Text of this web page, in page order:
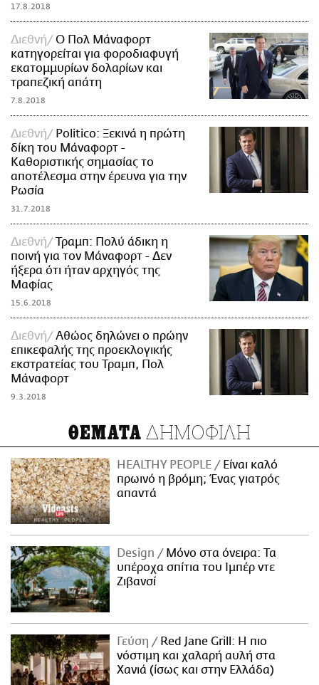
17.8.2018
Διεθνή
Ο Πολ Μάναφορτ
κατηγορείται για φοροδιαφυγή
εκατομμυρίων δολαρίων και
τραπεζική απάτη
7.8.2018
Διεθνή
Politico: Ξεκινά η πρώτη
δίκη του Μάναφορτ -
Καθοριστικής σημασίας το
αποτέλεσμα στην έρευνα για την
Ρωσία
31.7.2018
Διεθνή
Τραμπ: Πολύ άδικη η
ποινή για τον Μάναφορτ - Δεν
ήξερα ότι ήταν αρχηγός της
Μαφίας
15.6.2018
Διεθνή
Αθώος δηλώνει ο πρώην
επικεφαλής της προεκλογικής
εκστρατείας του Τραμπ, Πολ
Μάναφορτ
9.3.2018
ΘΕΜΑΤΑ ΔΗΜΟΦΙΛΗ
HEALTHY PEOPLE
Είναι καλό
πρωινό η βρόμη; Ένας γιατρός
απαντά
Design
Μόνο στα όνειρα: Τα
υπέροχα σπίτια του Ιμπέρ ντε
Ζιβανσί
Γεύση
Red Jane Grill: Η πιο
νόστιμη και χαλαρή αυλή στα
Χανιά (ίσως και στην Ελλάδα)